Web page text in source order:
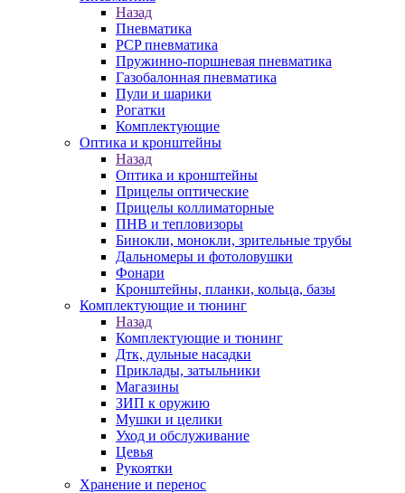
Назад
Пневматика
PCP пневматика
Пружинно-поршневая пневматика
Газобалонная пневматика
Пули и шарики
Рогатки
Комплектующие
Оптика и кронштейны
Назад
Оптика и кронштейны
Прицелы оптические
Прицелы коллиматорные
ПНВ и тепловизоры
Бинокли, монокли, зрительные трубы
Дальномеры и фотоловушки
Фонари
Кронштейны, планки, кольца, базы
Комплектующие и тюнинг
Назад
Комплектующие и тюнинг
Дтк, дульные насадки
Приклады, затыльники
Магазины
ЗИП к оружию
Мушки и целики
Уход и обслуживание
Цевья
Рукоятки
Хранение и перенос